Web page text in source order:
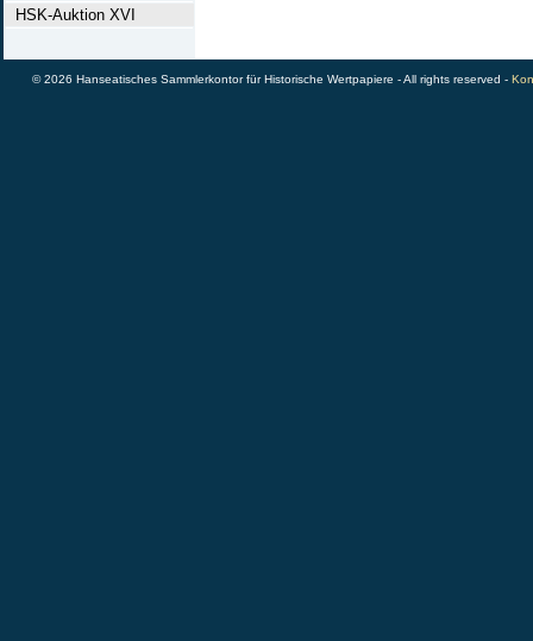
HSK-Auktion XVI
© 2026 Hanseatisches Sammlerkontor für Historische Wertpapiere - All rights reserved -